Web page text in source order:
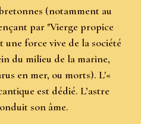
(notamment au
par "Vierge propice
force vive de la société
du milieu de la marine,
en mer, ou morts). L'«
est dédié. L’astre
son âme.